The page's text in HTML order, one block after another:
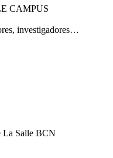
CAMPUS
investigadores…
La Salle BCN